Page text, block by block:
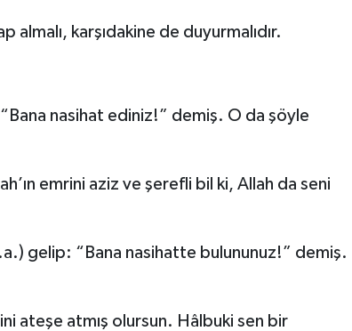
karşıdakine de duyurmalıdır.
nasihat ediniz!” demiş. O da şöyle
emrini aziz ve şerefli bil ki, Allah da seni
gelip: “Bana nasihatte bulununuz!” demiş.
ateşe atmış olursun. Hâlbuki sen bir